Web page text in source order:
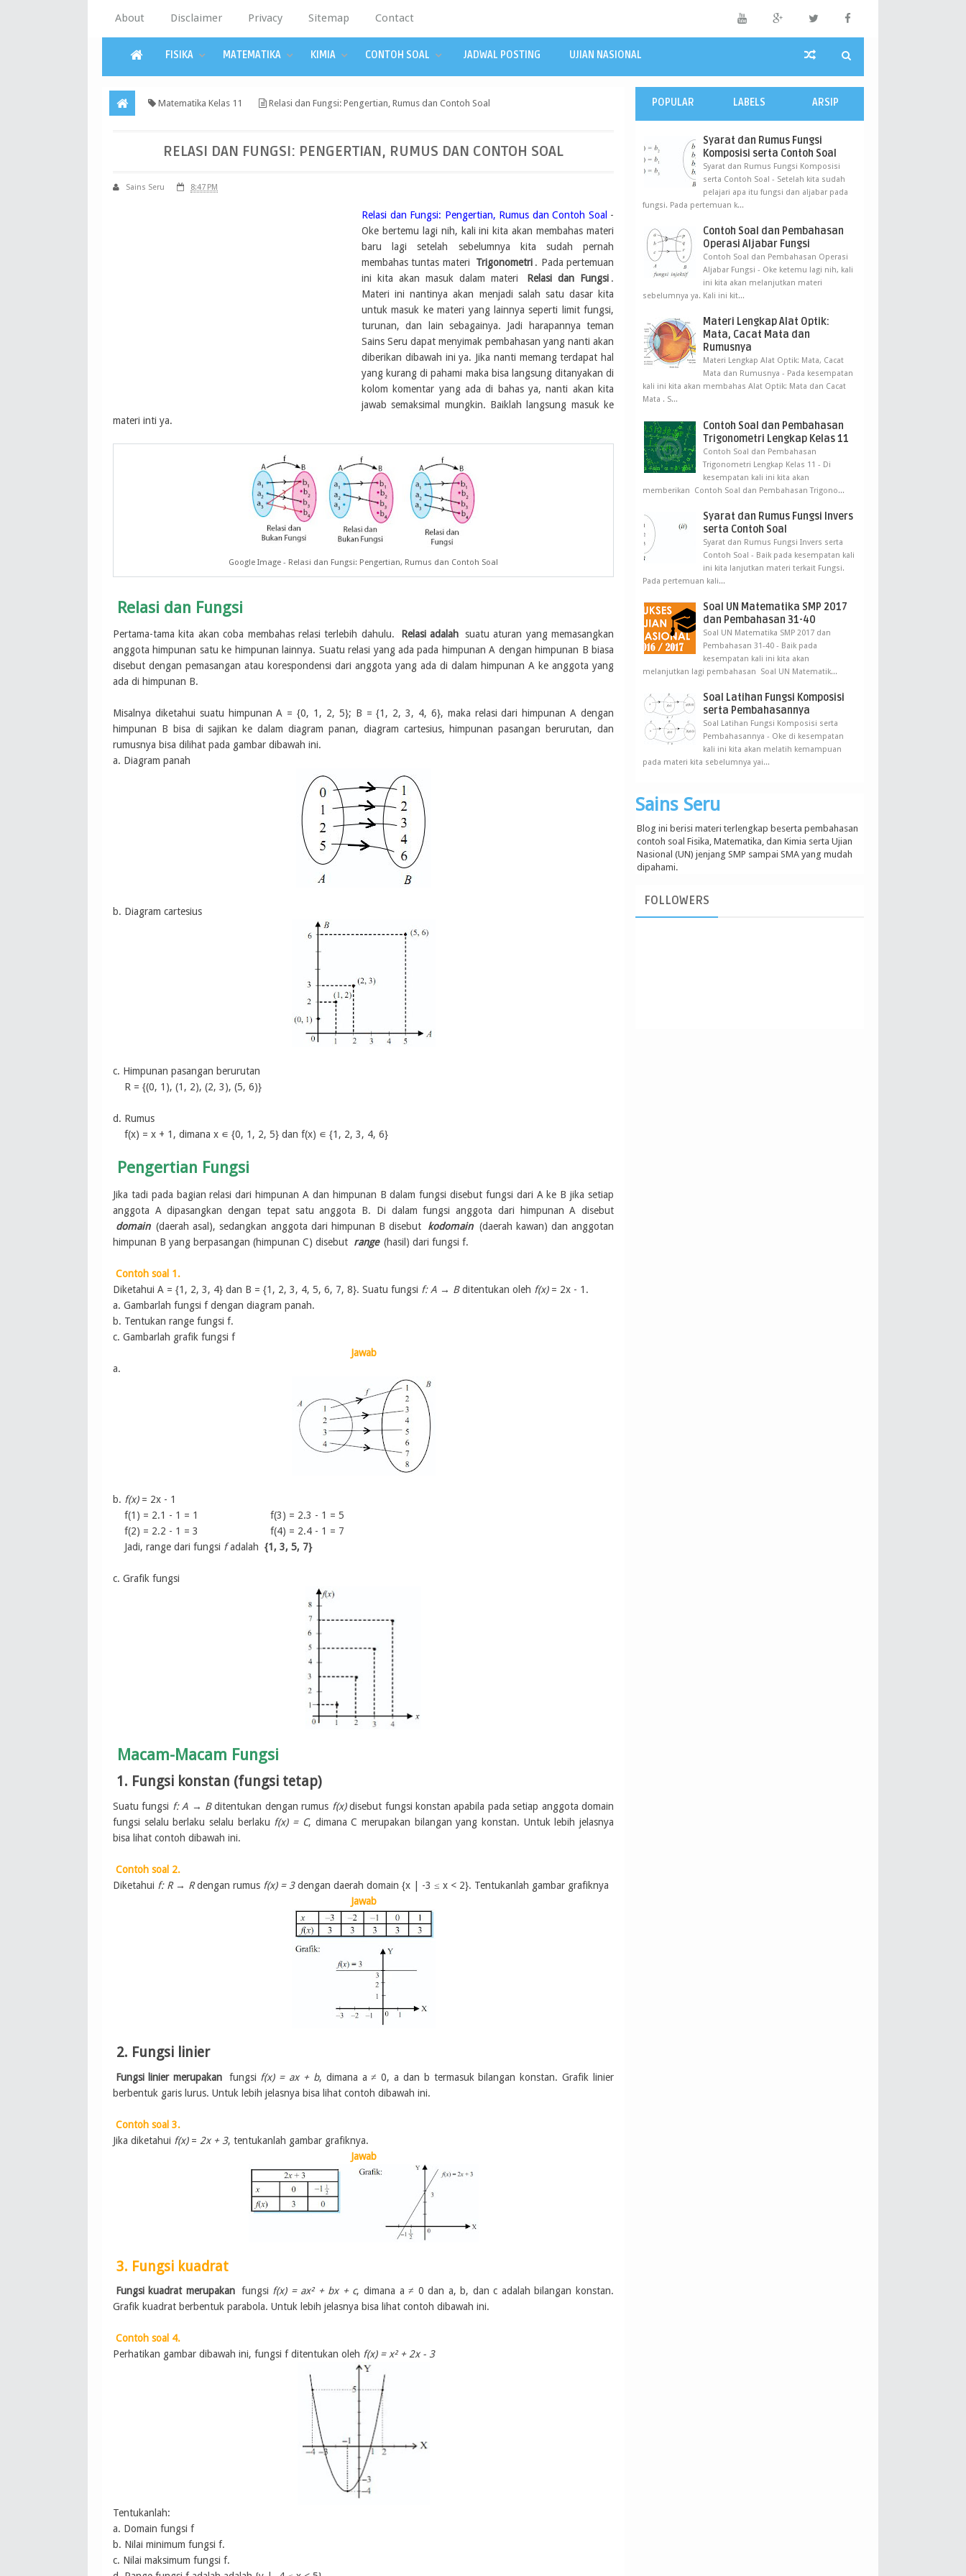
About Disclaimer Privacy Sitemap Contact
FISIKA MATEMATIKA KIMIA CONTOH SOAL JADWAL POSTING UJIAN NASIONAL
Matematika Kelas 11 Relasi dan Fungsi: Pengertian, Rumus dan Contoh Soal
RELASI DAN FUNGSI: PENGERTIAN, RUMUS DAN CONTOH SOAL
Sains Seru 8:47 PM
Relasi dan Fungsi: Pengertian, Rumus dan Contoh Soal -
Oke bertemu lagi nih, kali ini kita akan membahas materi
baru lagi setelah sebelumnya kita sudah pernah
membahas tuntas materi
Trigonometri . Pada pertemuan
ini kita akan masuk dalam materi
Relasi dan Fungsi .
Materi ini nantinya akan menjadi salah satu dasar kita
untuk masuk ke materi yang lainnya seperti limit fungsi,
turunan, dan lain sebagainya. Jadi harapannya teman
Sains Seru dapat menyimak pembahasan yang nanti akan
diberikan dibawah ini ya. Jika nanti memang terdapat hal
yang kurang di pahami maka bisa langsung ditanyakan di
kolom komentar yang ada di bahas ya, nanti akan kita
jawab semaksimal mungkin. Baiklah langsung masuk ke
materi inti ya.
Google Image - Relasi dan Fungsi: Pengertian, Rumus dan Contoh Soal
Relasi dan Fungsi
Pertama-tama kita akan coba membahas relasi terlebih dahulu. Relasi adalah suatu aturan yang memasangkan
anggota himpunan satu ke himpunan lainnya. Suatu relasi yang ada pada himpunan A dengan himpunan B biasa
disebut dengan pemasangan atau korespondensi dari anggota yang ada di dalam himpunan A ke anggota yang
ada di himpunan B.
Misalnya diketahui suatu himpunan A = {0, 1, 2, 5}; B = {1, 2, 3, 4, 6}, maka relasi dari himpunan A dengan
himpunan B bisa di sajikan ke dalam diagram panan, diagram cartesius, himpunan pasangan berurutan, dan
rumusnya bisa dilihat pada gambar dibawah ini.
a. Diagram panah
b. Diagram cartesius
c. Himpunan pasangan berurutan
R = {(0, 1), (1, 2), (2, 3), (5, 6)}
d. Rumus
f(x) = x + 1, dimana x ∊ {0, 1, 2, 5} dan f(x) ∊ {1, 2, 3, 4, 6}
Pengertian Fungsi
Jika tadi pada bagian relasi dari himpunan A dan himpunan B dalam fungsi disebut fungsi dari A ke B jika setiap
anggota A dipasangkan dengan tepat satu anggota B. Di dalam fungsi anggota dari himpunan A disebut
domain (daerah asal), sedangkan anggota dari himpunan B disebut kodomain (daerah kawan) dan anggotan
himpunan B yang berpasangan (himpunan C) disebut range (hasil) dari fungsi f.
Contoh soal 1.
Diketahui A = {1, 2, 3, 4} dan B = {1, 2, 3, 4, 5, 6, 7, 8}. Suatu fungsi f: A → Bditentukan oleh f(x)= 2x - 1.
a. Gambarlah fungsi f dengan diagram panah.
b. Tentukan range fungsi f.
c. Gambarlah grafik fungsi f
Jawab
a.
b. f(x)= 2x - 1
f(1) = 2.1 - 1 = 1 f(3) = 2.3 - 1 = 5
f(2) = 2.2 - 1 = 3 f(4) = 2.4 - 1 = 7
Jadi, range dari fungsi fadalah {1, 3, 5, 7}
c. Grafik fungsi
Macam-Macam Fungsi
1. Fungsi konstan (fungsi tetap)
Suatu fungsi f: A → Bditentukan dengan rumus f(x)disebut fungsi konstan apabila pada setiap anggota domain
fungsi selalu berlaku selalu berlaku f(x) = C, dimana C merupakan bilangan yang konstan. Untuk lebih jelasnya
bisa lihat contoh dibawah ini.
Contoh soal 2.
Diketahui f: R → Rdengan rumus f(x) = 3dengan daerah domain {x | -3 ≤ x < 2}. Tentukanlah gambar grafiknya
Jawab
2. Fungsi linier
Fungsi linier merupakan fungsi f(x) = ax + b, dimana a ≠ 0, a dan b termasuk bilangan konstan. Grafik linier
berbentuk garis lurus. Untuk lebih jelasnya bisa lihat contoh dibawah ini.
Contoh soal 3.
Jika diketahui f(x)= 2x + 3, tentukanlah gambar grafiknya.
Jawab
3. Fungsi kuadrat
Fungsi kuadrat merupakan fungsi f(x) = ax² + bx + c, dimana a ≠ 0 dan a, b, dan c adalah bilangan konstan.
Grafik kuadrat berbentuk parabola. Untuk lebih jelasnya bisa lihat contoh dibawah ini.
Contoh soal 4.
Perhatikan gambar dibawah ini, fungsi f ditentukan oleh f(x) = x² + 2x - 3
Tentukanlah:
a. Domain fungsi f
b. Nilai minimum fungsi f.
c. Nilai maksimum fungsi f.
POPULAR LABELS ARSIP
Syarat dan Rumus Fungsi
Komposisi serta Contoh Soal
Syarat dan Rumus Fungsi Komposisi
serta Contoh Soal - Setelah kita sudah
pelajari apa itu fungsi dan aljabar pada
fungsi. Pada pertemuan k...
Contoh Soal dan Pembahasan
Operasi Aljabar Fungsi
Contoh Soal dan Pembahasan Operasi
Aljabar Fungsi - Oke ketemu lagi nih, kali
ini kita akan melanjutkan materi
sebelumnya ya. Kali ini kit...
Materi Lengkap Alat Optik:
Mata, Cacat Mata dan
Rumusnya
Materi Lengkap Alat Optik: Mata, Cacat
Mata dan Rumusnya - Pada kesempatan
kali ini kita akan membahas Alat Optik: Mata dan Cacat
Mata . S...
Contoh Soal dan Pembahasan
Trigonometri Lengkap Kelas 11
Contoh Soal dan Pembahasan
Trigonometri Lengkap Kelas 11 - Di
kesempatan kali ini kita akan
memberikan Contoh Soal dan Pembahasan Trigono...
Syarat dan Rumus Fungsi Invers
serta Contoh Soal
Syarat dan Rumus Fungsi Invers serta
Contoh Soal - Baik pada kesempatan kali
ini kita lanjutkan materi terkait Fungsi.
Pada pertemuan kali...
Soal UN Matematika SMP 2017
dan Pembahasan 31-40
Soal UN Matematika SMP 2017 dan
Pembahasan 31-40 - Baik pada
kesempatan kali ini kita akan
melanjutkan lagi pembahasan Soal UN Matematik...
Soal Latihan Fungsi Komposisi
serta Pembahasannya
Soal Latihan Fungsi Komposisi serta
Pembahasannya - Oke di kesempatan
kali ini kita akan melatih kemampuan
pada materi kita sebelumnya yai...
Sains Seru
Blog ini berisi materi terlengkap beserta pembahasan
contoh soal Fisika, Matematika, dan Kimia serta Ujian
Nasional (UN) jenjang SMP sampai SMA yang mudah
dipahami.
FOLLOWERS